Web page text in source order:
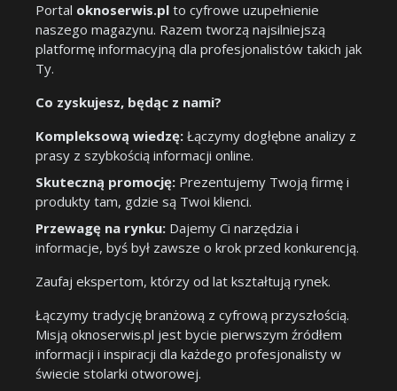
Portal oknoserwis.pl to cyfrowe uzupełnienie
naszego magazynu. Razem tworzą najsilniejszą
platformę informacyjną dla profesjonalistów takich jak
Ty.
Co zyskujesz, będąc z nami?
Kompleksową wiedzę: Łączymy dogłębne analizy z
prasy z szybkością informacji online.
Skuteczną promocję: Prezentujemy Twoją firmę i
produkty tam, gdzie są Twoi klienci.
Przewagę na rynku: Dajemy Ci narzędzia i
informacje, byś był zawsze o krok przed konkurencją.
Zaufaj ekspertom, którzy od lat kształtują rynek.
Łączymy tradycję branżową z cyfrową przyszłością.
Misją oknoserwis.pl jest bycie pierwszym źródłem
informacji i inspiracji dla każdego profesjonalisty w
świecie stolarki otworowej.